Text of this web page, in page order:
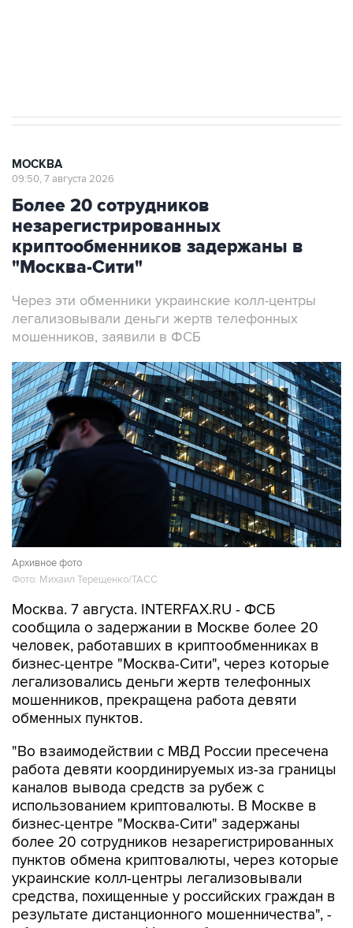
Более 20 сотрудников
незарегистрированных
криптообменников задержаны в
"Москва-Сити"
Через эти обменники украинские колл-центры
мошенников, заявили в ФСБ
Архивное фото
Фото: Михаил Терещенко/ТАСС
Москва. 7 августа. INTERFAX.RU - ФСБ
человек, работавших в криптообменниках в
бизнес-центре "Москва-Сити", через которые
легализовались деньги жертв телефонных
мошенников, прекращена работа девяти
обменных пунктов.
"Во взаимодействии с МВД России пресечена
каналов вывода средств за рубеж с
использованием криптовалюты. В Москве в
бизнес-центре "Москва-Сити" задержаны
более 20 сотрудников незарегистрированных
пунктов обмена криптовалюты, через которые
украинские колл-центры легализовывали
средства, похищенные у российских граждан в
результате дистанционного мошенничества", -
объявил в пятницу Центр общественных
связей (ЦОС) ФСБ.